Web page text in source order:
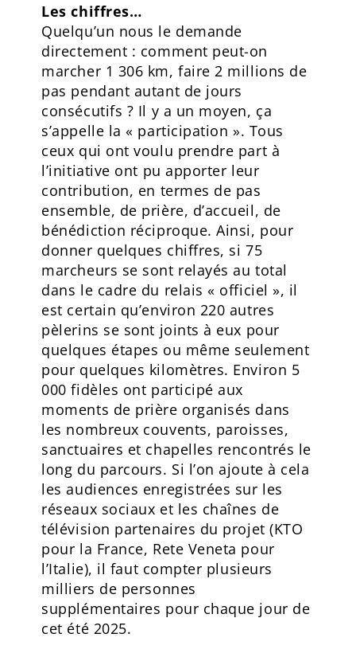
Les chiffres…
Quelqu’un nous le demande
directement : comment peut-on
marcher 1 306 km, faire 2 millions de
pas pendant autant de jours
consécutifs ? Il y a un moyen, ça
s’appelle la « participation ». Tous
ceux qui ont voulu prendre part à
l’initiative ont pu apporter leur
contribution, en termes de pas
ensemble, de prière, d’accueil, de
bénédiction réciproque. Ainsi, pour
donner quelques chiffres, si 75
marcheurs se sont relayés au total
dans le cadre du relais « officiel », il
est certain qu’environ 220 autres
pèlerins se sont joints à eux pour
quelques étapes ou même seulement
pour quelques kilomètres. Environ 5
000 fidèles ont participé aux
moments de prière organisés dans
les nombreux couvents, paroisses,
sanctuaires et chapelles rencontrés le
long du parcours. Si l’on ajoute à cela
les audiences enregistrées sur les
réseaux sociaux et les chaînes de
télévision partenaires du projet (KTO
pour la France, Rete Veneta pour
l’Italie), il faut compter plusieurs
milliers de personnes
supplémentaires pour chaque jour de
cet été 2025.